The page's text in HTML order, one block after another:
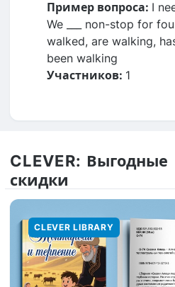
Пример вопроса: I
We ___ non-stop for
walked, are walking,
been walking
Участников: 1
CLEVER: Выгодные
скидки
CLEVER LIBRARY